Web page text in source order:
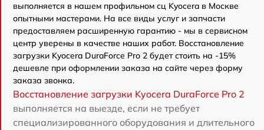
выполняется в нашем профильном сц Kyocera в Москве
опытными мастерами. На все виды услуг и запчасти
предоставляем расширенную гарантию - мы в сервисном
центр уверены в качестве наших работ. Восстановление
загрузки Kyocera DuraForce Pro 2 будет стоить на -15%
дешевле при оформлении заказа на сайте через форму
заказа звонка.
Восстановление загрузки Kyocera DuraForce Pro 2
выполняется на выезде, если не требует
специализированного оборудования и длительного